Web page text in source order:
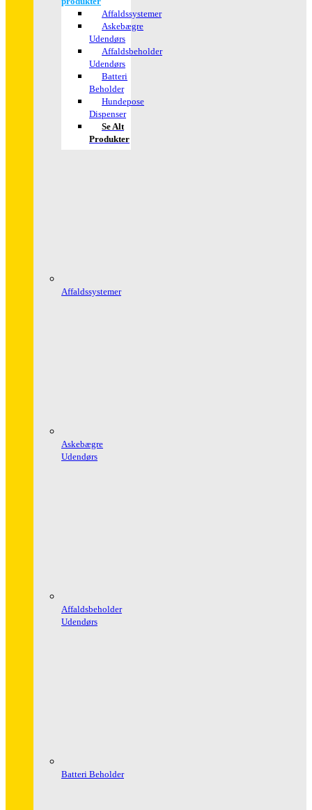
Affaldssystemer
Askebægre
Udendørs
Affaldsbeholder
Udendørs
Batteri
Beholder
Hundepose
Dispenser
Se Alt
Produkter
Affaldssystemer
Askebægre
Udendørs
Affaldsbeholder
Udendørs
Batteri Beholder